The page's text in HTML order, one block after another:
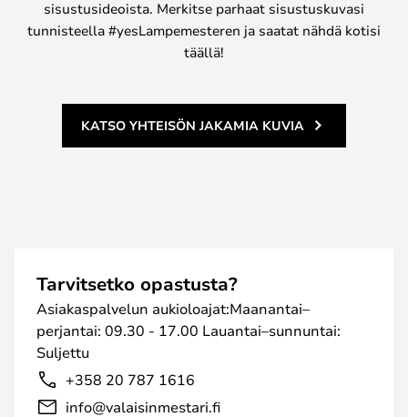
sisustusideoista. Merkitse parhaat sisustuskuvasi
tunnisteella #yesLampemesteren ja saatat nähdä kotisi
täällä!
KATSO YHTEISÖN JAKAMIA KUVIA
Tarvitsetko opastusta?
Asiakaspalvelun aukioloajat:Maanantai–
perjantai: 09.30 - 17.00 Lauantai–sunnuntai:
Suljettu
+358 20 787 1616
info@valaisinmestari.fi